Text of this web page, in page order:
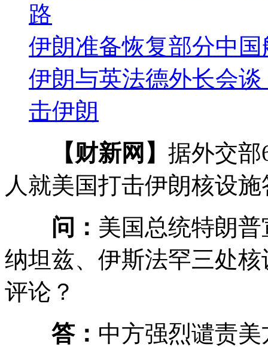
路
伊朗准备恢复部分中
伊朗与英法德外长会
击伊朗
【财新网】 据外交部
人就美国打击伊朗核设
问： 美国总统特朗
纳坦兹、伊斯法罕三处
评论？
答： 中方强烈谴责